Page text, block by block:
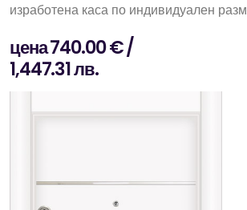
изработена каса по индивидуален
цена 740.00 € /
1,447.31 лв.